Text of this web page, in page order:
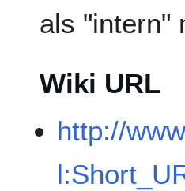
als "intern"
Wiki URL
http://